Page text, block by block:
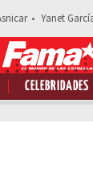
Yanet
CELEBRIDADES